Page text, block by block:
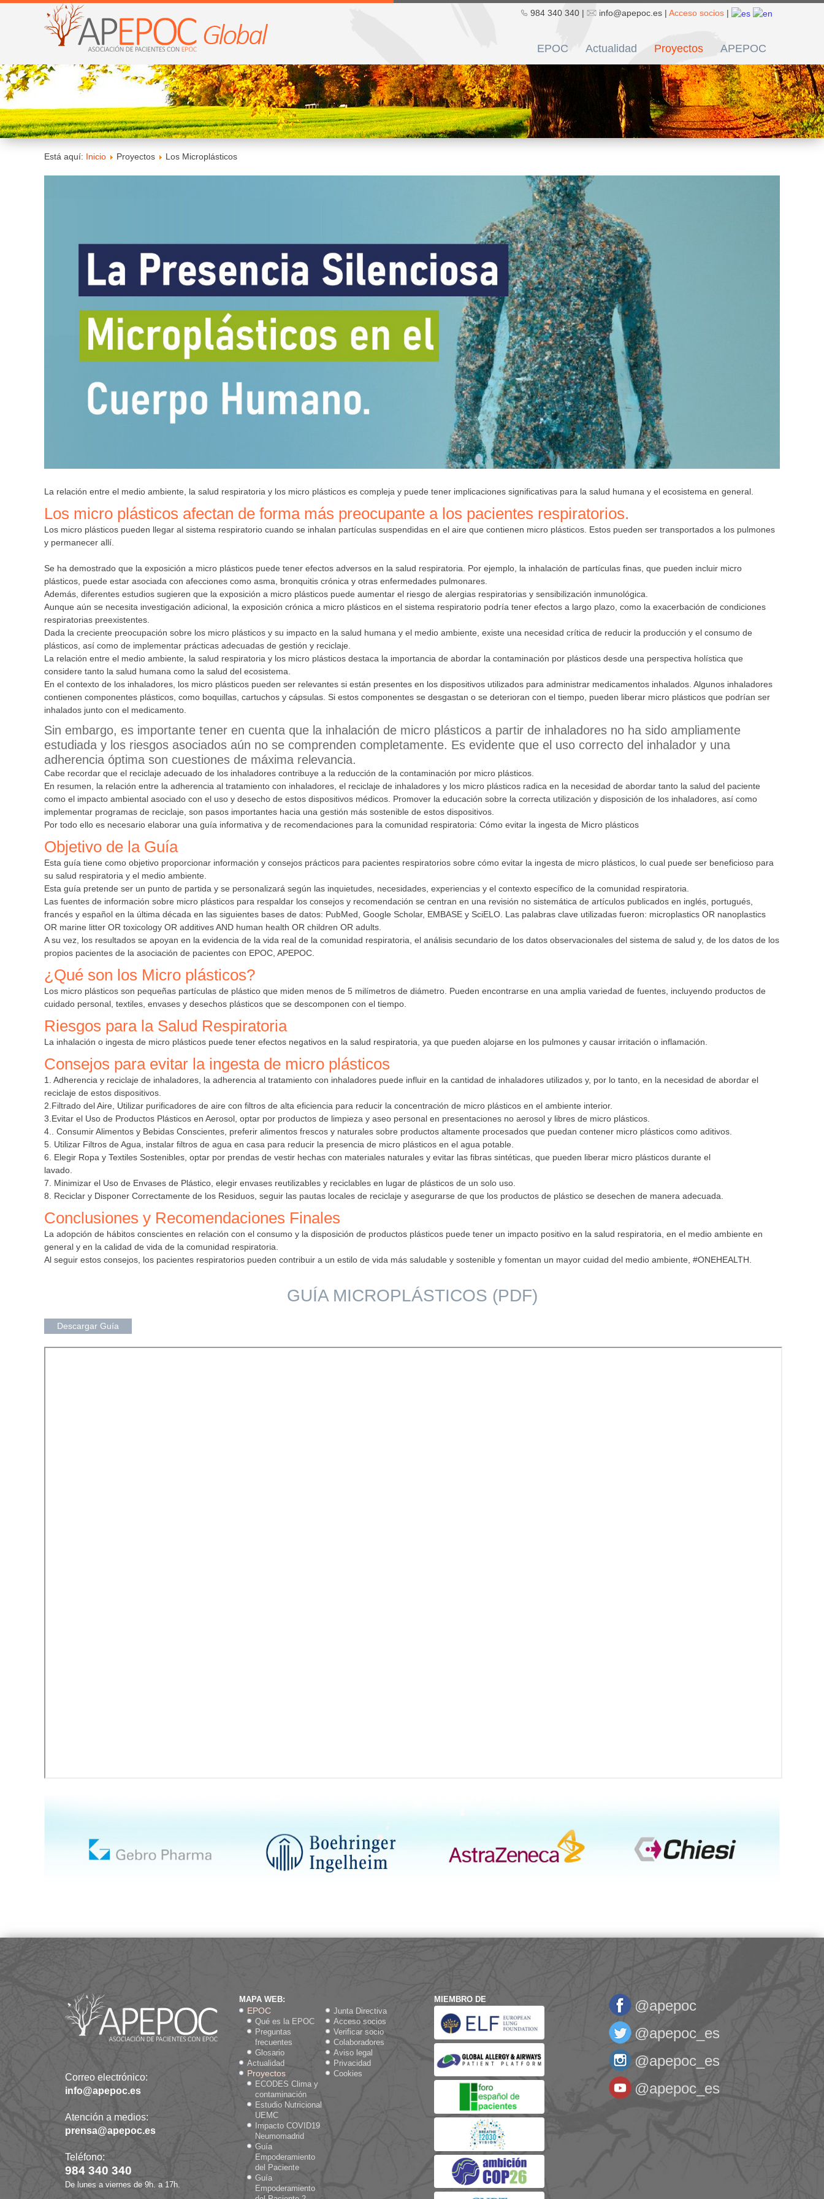
984 340 340 | info@apepoc.es | Acceso socios |
EPOC Actualidad Proyectos APEPOC
Está aquí: Inicio Proyectos Los Microplásticos
La relación entre el medio ambiente, la salud respiratoria y los micro plásticos es compleja y puede tener implicaciones significativas para la salud humana y el ecosistema en general.
Los micro plásticos afectan de forma más preocupante a los pacientes respiratorios.
Los micro plásticos pueden llegar al sistema respiratorio cuando se inhalan partículas suspendidas en el aire que contienen micro plásticos. Estos pueden ser transportados a los pulmones
y permanecer allí.
Se ha demostrado que la exposición a micro plásticos puede tener efectos adversos en la salud respiratoria. Por ejemplo, la inhalación de partículas finas, que pueden incluir micro
plásticos, puede estar asociada con afecciones como asma, bronquitis crónica y otras enfermedades pulmonares.
Además, diferentes estudios sugieren que la exposición a micro plásticos puede aumentar el riesgo de alergias respiratorias y sensibilización inmunológica.
Aunque aún se necesita investigación adicional, la exposición crónica a micro plásticos en el sistema respiratorio podría tener efectos a largo plazo, como la exacerbación de condiciones
respiratorias preexistentes.
Dada la creciente preocupación sobre los micro plásticos y su impacto en la salud humana y el medio ambiente, existe una necesidad crítica de reducir la producción y el consumo de
plásticos, así como de implementar prácticas adecuadas de gestión y reciclaje.
La relación entre el medio ambiente, la salud respiratoria y los micro plásticos destaca la importancia de abordar la contaminación por plásticos desde una perspectiva holística que
considere tanto la salud humana como la salud del ecosistema.
En el contexto de los inhaladores, los micro plásticos pueden ser relevantes si están presentes en los dispositivos utilizados para administrar medicamentos inhalados. Algunos inhaladores
contienen componentes plásticos, como boquillas, cartuchos y cápsulas. Si estos componentes se desgastan o se deterioran con el tiempo, pueden liberar micro plásticos que podrían ser
inhalados junto con el medicamento.
Sin embargo, es importante tener en cuenta que la inhalación de micro plásticos a partir de inhaladores no ha sido ampliamente
estudiada y los riesgos asociados aún no se comprenden completamente. Es evidente que el uso correcto del inhalador y una
adherencia óptima son cuestiones de máxima relevancia.
Cabe recordar que el reciclaje adecuado de los inhaladores contribuye a la reducción de la contaminación por micro plásticos.
En resumen, la relación entre la adherencia al tratamiento con inhaladores, el reciclaje de inhaladores y los micro plásticos radica en la necesidad de abordar tanto la salud del paciente
como el impacto ambiental asociado con el uso y desecho de estos dispositivos médicos. Promover la educación sobre la correcta utilización y disposición de los inhaladores, así como
implementar programas de reciclaje, son pasos importantes hacia una gestión más sostenible de estos dispositivos.
Por todo ello es necesario elaborar una guía informativa y de recomendaciones para la comunidad respiratoria: Cómo evitar la ingesta de Micro plásticos
Objetivo de la Guía
Esta guía tiene como objetivo proporcionar información y consejos prácticos para pacientes respiratorios sobre cómo evitar la ingesta de micro plásticos, lo cual puede ser beneficioso para
su salud respiratoria y el medio ambiente.
Esta guía pretende ser un punto de partida y se personalizará según las inquietudes, necesidades, experiencias y el contexto específico de la comunidad respiratoria.
Las fuentes de información sobre micro plásticos para respaldar los consejos y recomendación se centran en una revisión no sistemática de artículos publicados en inglés, portugués,
francés y español en la última década en las siguientes bases de datos: PubMed, Google Scholar, EMBASE y SciELO. Las palabras clave utilizadas fueron: microplastics OR nanoplastics
OR marine litter OR toxicology OR additives AND human health OR children OR adults.
A su vez, los resultados se apoyan en la evidencia de la vida real de la comunidad respiratoria, el análisis secundario de los datos observacionales del sistema de salud y, de los datos de los
propios pacientes de la asociación de pacientes con EPOC, APEPOC.
¿Qué son los Micro plásticos?
Los micro plásticos son pequeñas partículas de plástico que miden menos de 5 milímetros de diámetro. Pueden encontrarse en una amplia variedad de fuentes, incluyendo productos de
cuidado personal, textiles, envases y desechos plásticos que se descomponen con el tiempo.
Riesgos para la Salud Respiratoria
La inhalación o ingesta de micro plásticos puede tener efectos negativos en la salud respiratoria, ya que pueden alojarse en los pulmones y causar irritación o inflamación.
Consejos para evitar la ingesta de micro plásticos
1. Adherencia y reciclaje de inhaladores, la adherencia al tratamiento con inhaladores puede influir en la cantidad de inhaladores utilizados y, por lo tanto, en la necesidad de abordar el
reciclaje de estos dispositivos.
2.Filtrado del Aire, Utilizar purificadores de aire con filtros de alta eficiencia para reducir la concentración de micro plásticos en el ambiente interior.
3.Evitar el Uso de Productos Plásticos en Aerosol, optar por productos de limpieza y aseo personal en presentaciones no aerosol y libres de micro plásticos.
4.. Consumir Alimentos y Bebidas Conscientes, preferir alimentos frescos y naturales sobre productos altamente procesados que puedan contener micro plásticos como aditivos.
5. Utilizar Filtros de Agua, instalar filtros de agua en casa para reducir la presencia de micro plásticos en el agua potable.
6. Elegir Ropa y Textiles Sostenibles, optar por prendas de vestir hechas con materiales naturales y evitar las fibras sintéticas, que pueden liberar micro plásticos durante el
lavado.
7. Minimizar el Uso de Envases de Plástico, elegir envases reutilizables y reciclables en lugar de plásticos de un solo uso.
8. Reciclar y Disponer Correctamente de los Residuos, seguir las pautas locales de reciclaje y asegurarse de que los productos de plástico se desechen de manera adecuada.
Conclusiones y Recomendaciones Finales
La adopción de hábitos conscientes en relación con el consumo y la disposición de productos plásticos puede tener un impacto positivo en la salud respiratoria, en el medio ambiente en
general y en la calidad de vida de la comunidad respiratoria.
Al seguir estos consejos, los pacientes respiratorios pueden contribuir a un estilo de vida más saludable y sostenible y fomentan un mayor cuidad del medio ambiente, #ONEHEALTH.
GUÍA MICROPLÁSTICOS (PDF)
Descargar Guía
Correo electrónico:
info@apepoc.es
Atención a medios:
prensa@apepoc.es
Teléfono:
984 340 340
De lunes a viernes de 9h. a 17h.
MAPA WEB:
EPOC
Qué es la EPOC
Preguntas
frecuentes
Glosario
Actualidad
Proyectos
ECODES Clima y
contaminación
Estudio Nutricional
UEMC
Impacto COVID19
Neumomadrid
Guía
Empoderamiento
del Paciente
Guía
Empoderamiento
Junta Directiva
Acceso socios
Verificar socio
Colaboradores
Aviso legal
Privacidad
Cookies
MIEMBRO DE
@apepoc
@apepoc_es
@apepoc_es
@apepoc_es